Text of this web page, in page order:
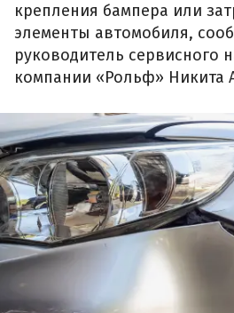
крепления бампера или
элементы автомобиля,
руководитель сервисного
компании «Рольф» Никита